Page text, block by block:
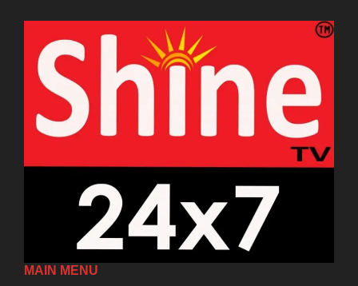
MAIN MENU